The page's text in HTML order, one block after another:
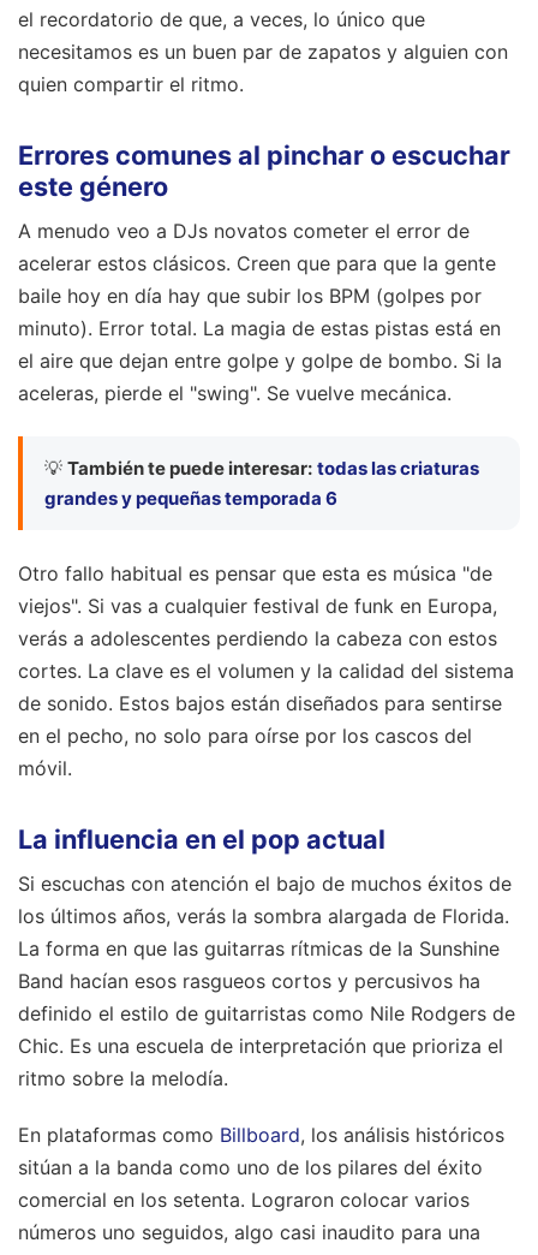
el recordatorio de que, a veces, lo único que
necesitamos es un buen par de zapatos y alguien con
quien compartir el ritmo.
Errores comunes al pinchar o escuchar
este género
A menudo veo a DJs novatos cometer el error de
acelerar estos clásicos. Creen que para que la gente
baile hoy en día hay que subir los BPM (golpes por
minuto). Error total. La magia de estas pistas está en
el aire que dejan entre golpe y golpe de bombo. Si la
aceleras, pierde el "swing". Se vuelve mecánica.
💡 También te puede interesar: todas las criaturas
grandes y pequeñas temporada 6
Otro fallo habitual es pensar que esta es música "de
viejos". Si vas a cualquier festival de funk en Europa,
verás a adolescentes perdiendo la cabeza con estos
cortes. La clave es el volumen y la calidad del sistema
de sonido. Estos bajos están diseñados para sentirse
en el pecho, no solo para oírse por los cascos del
móvil.
La influencia en el pop actual
Si escuchas con atención el bajo de muchos éxitos de
los últimos años, verás la sombra alargada de Florida.
La forma en que las guitarras rítmicas de la Sunshine
Band hacían esos rasgueos cortos y percusivos ha
definido el estilo de guitarristas como Nile Rodgers de
Chic. Es una escuela de interpretación que prioriza el
ritmo sobre la melodía.
En plataformas como Billboard, los análisis históricos
sitúan a la banda como uno de los pilares del éxito
comercial en los setenta. Lograron colocar varios
números uno seguidos, algo casi inaudito para una